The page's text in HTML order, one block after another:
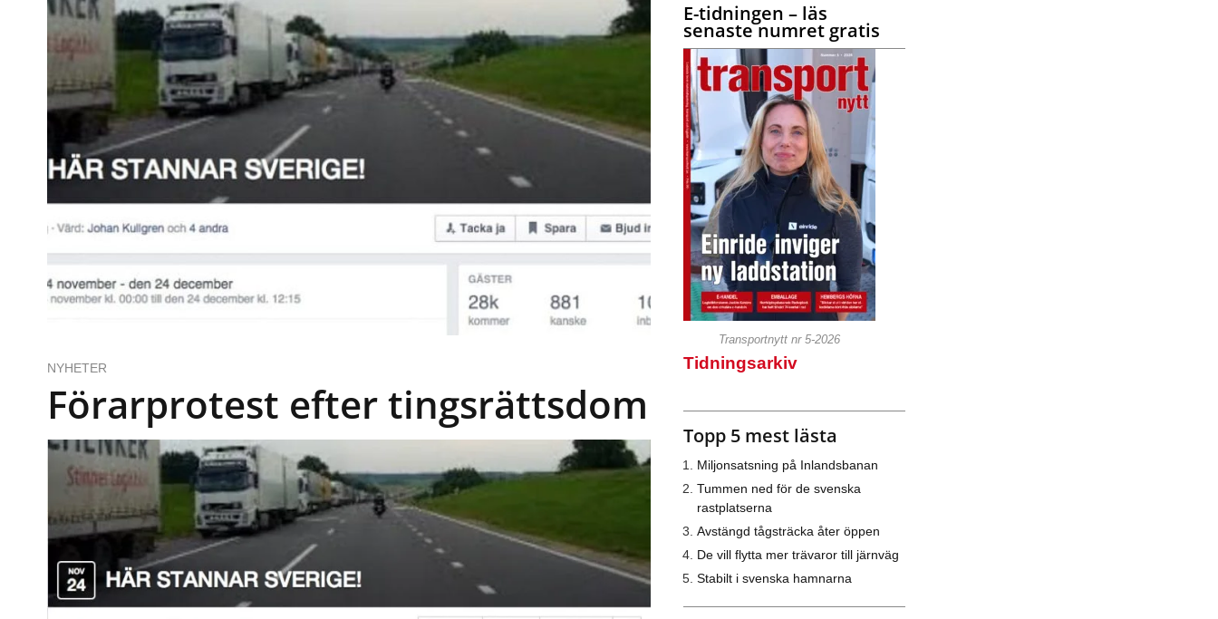
NYHETER
Förarprotest efter tingsrättsdom
E-tidningen – läs
senaste numret gratis
Transportnytt nr 5-2026
Tidningsarkiv
Topp 5 mest lästa
Miljonsatsning på Inlandsbanan
Tummen ned för de svenska
rastplatserna
Avstängd tågsträcka åter öppen
De vill flytta mer trävaror till järnväg
Stabilt i svenska hamnarna